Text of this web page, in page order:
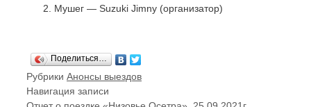
Мушег — Suzuki Jimny (организатор)
Поделиться…
Рубрики Анонсы выездов
Навигация записи